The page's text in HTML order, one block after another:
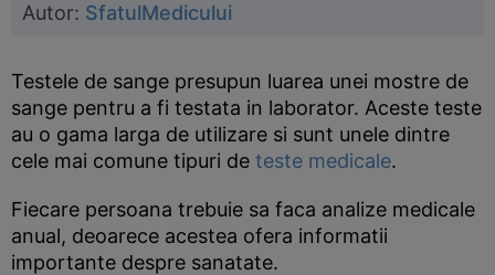
Autor: SfatulMedicului
Testele de sange presupun luarea unei mostre de
sange pentru a fi testata in laborator. Aceste teste
au o gama larga de utilizare si sunt unele dintre
cele mai comune tipuri de teste medicale.
Fiecare persoana trebuie sa faca analize medicale
anual, deoarece acestea ofera informatii
importante despre sanatate.